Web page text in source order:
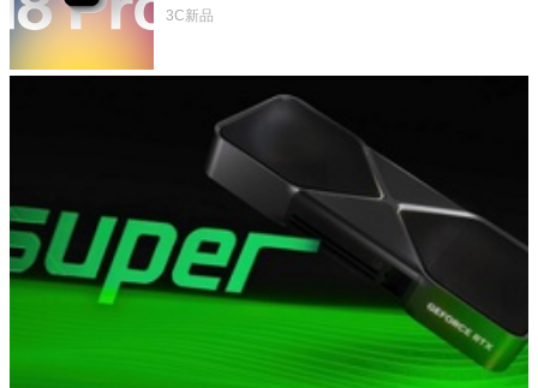
家曝山寨機無法復刻兩大關鍵
3C新品